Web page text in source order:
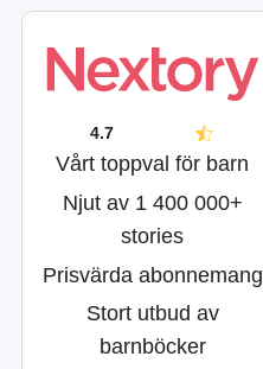
4.7
Vårt toppval för barn
Njut av 1 400 000+
stories
Prisvärda abonnemang
Stort utbud av
barnböcker